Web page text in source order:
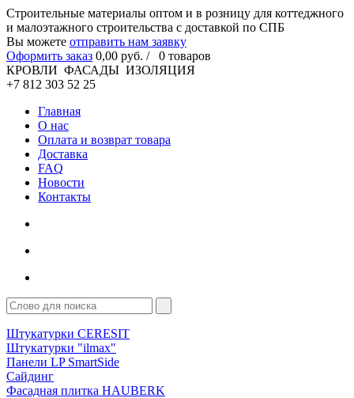
Cтроительные материалы оптом и в розницу для коттеджного
и малоэтажного строительства с доставкой по СПБ
Вы можете отправить нам заявку
Оформить заказ 0,00 руб. / 0 товаров
КРОВЛИ ФАСАДЫ ИЗОЛЯЦИЯ
+7 812 303 52 25
Главная
О нас
Оплата и возврат товара
Доставка
FAQ
Новости
Контакты
Штукатурки CERESIT
Штукатурки "ilmax"
Панели LP SmartSide
Сайдинг
Фасадная плитка HAUBERK